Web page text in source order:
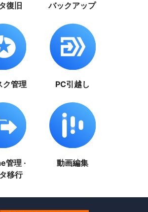
復旧 バックアップ
ク管理 PC引越し
管理 ·
移行
動画編集